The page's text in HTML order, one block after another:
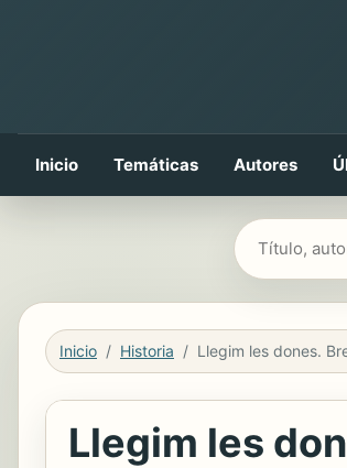
Inicio Temáticas Autores
Buscar libros
Inicio Historia
Llegim les